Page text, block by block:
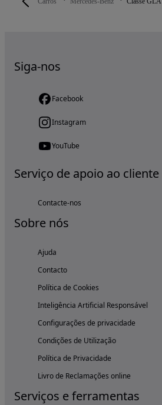
Siga-nos
Facebook
Instagram
YouTube
Serviço de apoio ao cliente
Contacte-nos
Sobre nós
Ajuda
Contacto
Política de Cookies
Inteligência Artificial Responsável
Configurações de privacidade
Condições de Utilização
Política de Privacidade
Livro de Reclamações online
Serviços e ferramentas